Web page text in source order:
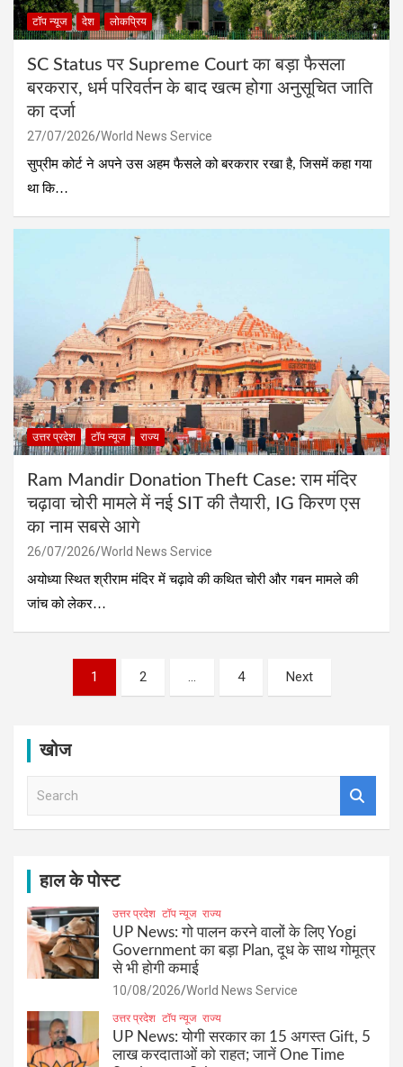
टॉप न्यूज देश लोकप्रिय
SC Status पर Supreme Court का बड़ा फैसला
बरकरार, धर्म परिवर्तन के बाद खत्म होगा अनुसूचित जाति
का दर्जा
27/07/2026 World News Service
सुप्रीम कोर्ट ने अपने उस अहम फैसले को बरकरार रखा है, जिसमें कहा गया
था कि…
उत्तर प्रदेश टॉप न्यूज राज्य
Ram Mandir Donation Theft Case: राम मंदिर
चढ़ावा चोरी मामले में नई SIT की तैयारी, IG किरण एस
का नाम सबसे आगे
26/07/2026 World News Service
अयोध्या स्थित श्रीराम मंदिर में चढ़ावे की कथित चोरी और गबन मामले की
जांच को लेकर…
pagination
1 2 … 4 Next
खोज
हाल के पोस्ट
उत्तर प्रदेश टॉप न्यूज राज्य
UP News: गो पालन करने वालों के लिए Yogi
Government का बड़ा Plan, दूध के साथ गोमूत्र
से भी होगी कमाई
10/08/2026 World News Service
उत्तर प्रदेश टॉप न्यूज राज्य
UP News: योगी सरकार का 15 अगस्त Gift, 5
लाख करदाताओं को राहत; जानें One Time